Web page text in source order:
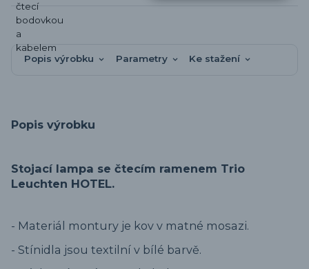
Popis výrobku Parametry Ke stažení
Popis výrobku
Stojací lampa se čtecím ramenem Trio
Leuchten HOTEL.
- Materiál montury je kov v matné mosazi.
- Stínidla jsou textilní v bílé barvě.